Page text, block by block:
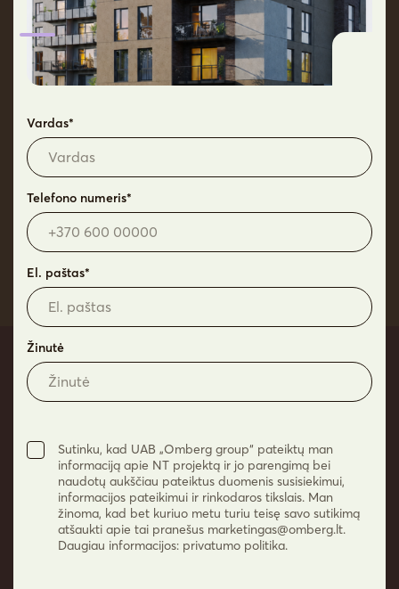
Daiktų nuoma
jūsų namams
Pilnos apdailos
pasiūlymas
Bankų
pasiūlymai
Techniniai
sprendimai
Lankstus buto išplanavimas
Didesni langai – daugiau šviesos
**Vizualizacija yra tik preliminarus projekto vaizdas, kurio detalės
gali kisti.
Dabar išsirinkti naujus
namus – YZY
Susisiekite telefonu arba pildykite užklausą ir
gaukite asmeninį pasiūlymą, kol pasirinkimas –
didžiausias.
Vardas*
Telefono numeris*
El. paštas*
Žinutė
Sutinku, kad UAB „Omberg group“ pateiktų man
informaciją apie NT projektą ir jo parengimą bei
naudotų aukščiau pateiktus duomenis susisiekimui,
informacijos pateikimui ir rinkodaros tikslais. Man
žinoma, kad bet kuriuo metu turiu teisę savo sutikimą
atšaukti apie tai pranešus marketingas@omberg.lt.
Daugiau informacijos: privatumo politika.